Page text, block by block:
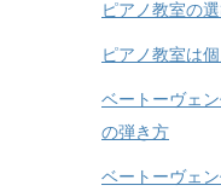
ピアノ教室の
ピアノ教室は
ベートーヴェ
の弾き方
ベートーヴェ